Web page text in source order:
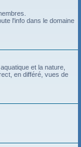
l'info dans le domaine
et la nature,
en différé, vues de